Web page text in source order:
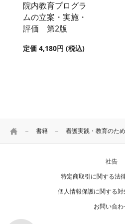
HOME 書籍 看護実践・教育のた
院内教育プログラ
ムの立案・実施・
評価 第2版
定価 4,180円 (税込)
社告
特定商取引に関する法
個人情報保護に関する
お問い合わ